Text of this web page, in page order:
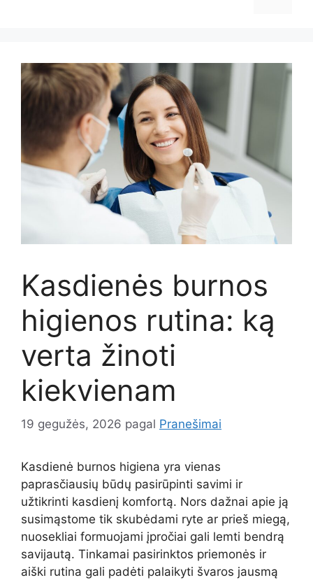
Kasdienės burnos
higienos rutina: ką
verta žinoti
kiekvienam
19 gegužės, 2026 pagal Pranešimai
Kasdienė burnos higiena yra vienas
paprasčiausių būdų pasirūpinti savimi ir
užtikrinti kasdienį komfortą. Nors dažnai apie ją
susimąstome tik skubėdami ryte ar prieš miegą,
nuosekliai formuojami įpročiai gali lemti bendrą
savijautą. Tinkamai pasirinktos priemonės ir
aiški rutina gali padėti palaikyti švaros jausmą